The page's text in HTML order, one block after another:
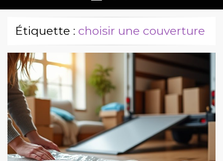
Étiquette : choisir une couverture